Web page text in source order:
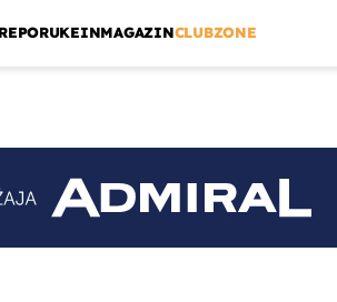
INMAGAZINCLUBZONE